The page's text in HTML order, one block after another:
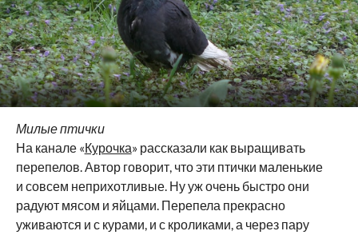
Милые птички
На канале «Курочка» рассказали как выращивать
перепелов. Автор говорит, что эти птички маленькие
и совсем неприхотливые. Ну уж очень быстро они
радуют мясом и яйцами. Перепела прекрасно
уживаются и с курами, и с кроликами, а через пару